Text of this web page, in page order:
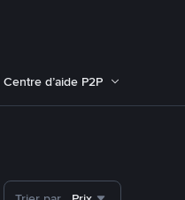
Centre d’aide P2P